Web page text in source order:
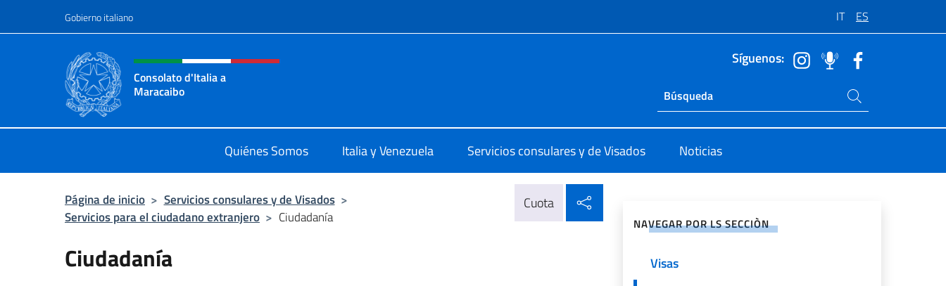
Gobierno italiano IT ES
Encabezado del sitio web, redes sociales y menú
Consolato d'Italia a
Maracaibo
Síguenos:
Ricerca sito live
Buscar en el sitio
Quiénes Somos Italia y Venezuela Servicios consulares y de Visados Noticias
Página de inicio > Servicios consulares y de Visados >
Servicios para el ciudadano extranjero > Ciudadanía
Cuota
Ciudadanía
NAVEGAR POR LS SECCIÒN
Visas